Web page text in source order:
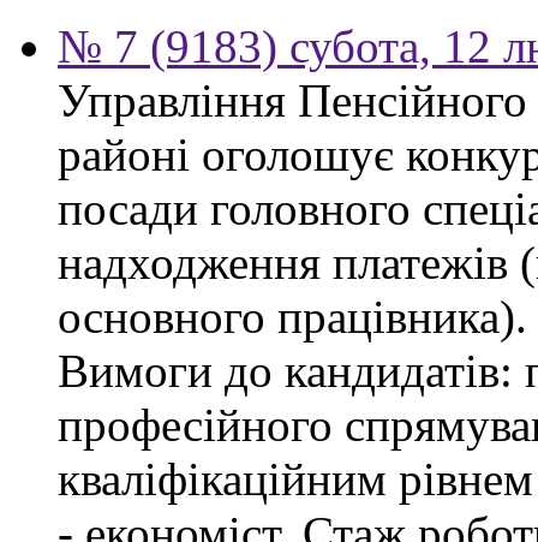
№ 7 (9183) субота, 12
Управління
районі оголошує
посади головного
надходження платежів
основного працівника).
Вимоги до кандидатів:
професійного
кваліфікаційним